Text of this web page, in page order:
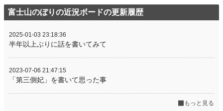
富士山のぼりの近況ボードの更新履歴
2025-01-03 23:18:36
半年以上ぶりに話を書いてみて
2023-07-06 21:47:15
「第三側妃」を書いて思った事
もっと見る